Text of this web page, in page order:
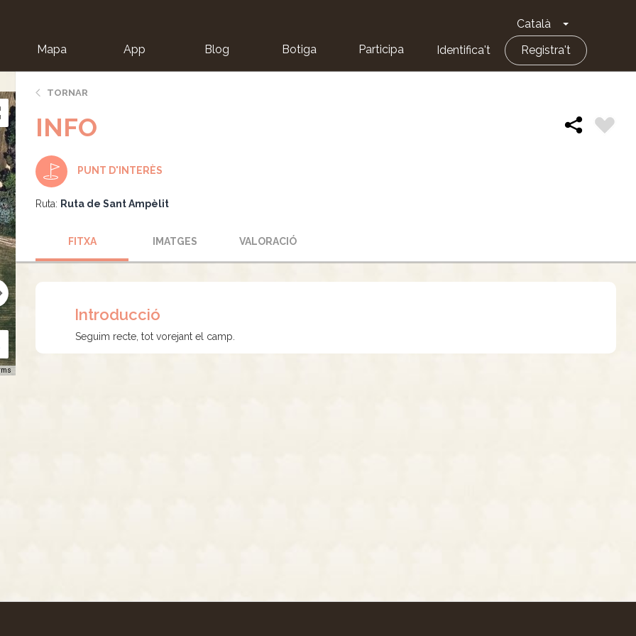
Català Toggle
Mapa App Blog Botiga Participa Identifica't Registra't
TORNAR
INFO
PUNT D'INTERÈS
Ruta: Ruta de Sant Ampèlit
FITXA IMATGES VALORACIÓ
Introducció
Seguim recte, tot vorejant el camp.